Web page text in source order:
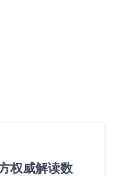
权威解读数